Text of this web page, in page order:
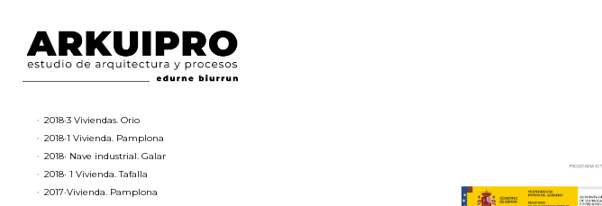
2020·1 Vivienda. Pamplona
2020·1 Casa-granero. Garde
2019· 10 Viviendas. Pamplona
2019·Unidad de barrio. Pamplona
2018·3 Viviendas. Orio
2018·1 Vivienda. Pamplona
2018· Nave industrial. Galar
2018· 1 Vivienda. Tafalla
2017·Vivienda. Pamplona